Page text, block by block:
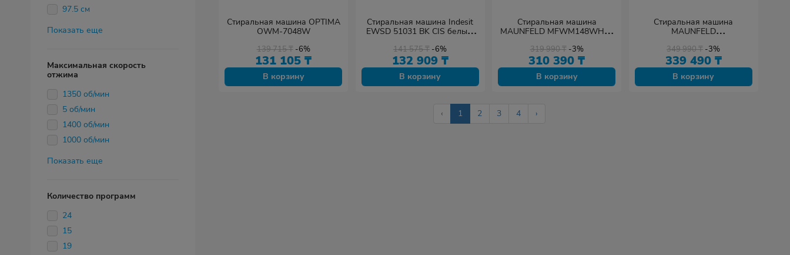
97.5 см
Показать еще
Максимальная скорость
отжима
1350 об/мин
5 об/мин
1400 об/мин
1000 об/мин
Показать еще
Количество программ
24
15
19
Стиральная машина OPTIMA
OWM-7048W
139 715₸ -6%
131 105 ₸
В корзину
Стиральная машина Indesit
EWSD 51031 BK CIS белый,
141 575₸ -6%
132 909 ₸
В корзину
Стиральная машина
MAUNFELD MFWM148WH01
319 990₸ -3%
310 390 ₸
В корзину
Стиральная машина
MAUNFELD
349 990₸ -3%
339 490 ₸
В корзину
‹ 1 2 3 4 ›